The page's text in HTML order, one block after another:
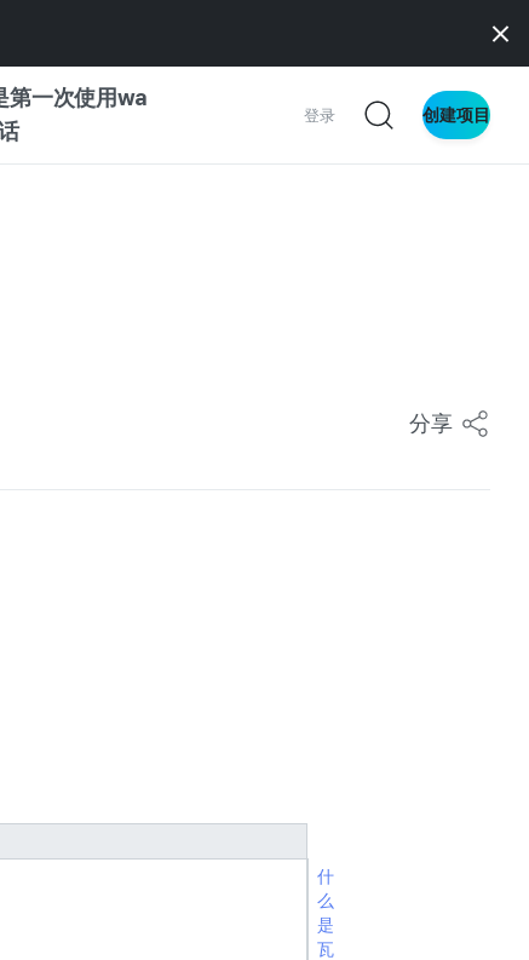
第一次使用wa
登录 创建项目
分享
什
么
是
瓦